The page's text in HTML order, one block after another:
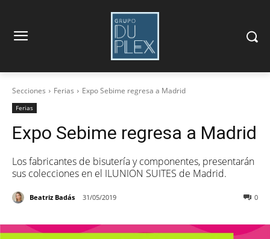
Secciones Ferias Expo Sebime regresa a Madrid
Ferias
Expo Sebime regresa a Madrid
Los fabricantes de bisutería y componentes, presentarán
sus colecciones en el ILUNION SUITES de Madrid.
Beatriz Badás 31/05/2019 0